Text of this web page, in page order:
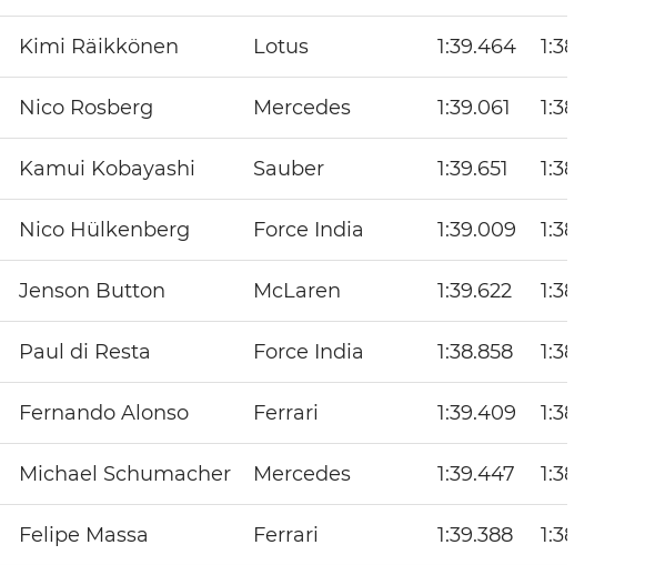
Kimi Räikkönen Lotus 1:39.464 1:38.531
Nico Rosberg Mercedes 1:39.061 1:38.504
Kamui Kobayashi Sauber 1:39.651 1:38.703
Nico Hülkenberg Force India 1:39.009 1:38.689
Jenson Button McLaren 1:39.622 1:38.563
Paul di Resta Force India 1:38.858 1:38.519
Fernando Alonso Ferrari 1:39.409 1:38.707
Michael Schumacher Mercedes 1:39.447 1:38.770
Felipe Massa Ferrari 1:39.388 1:38.780